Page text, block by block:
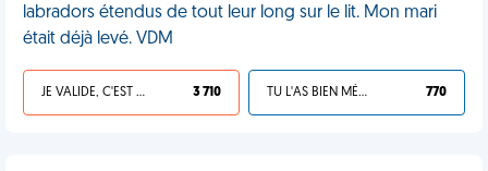
labradors étendus de tout leur long sur le lit. Mon mari
était déjà levé. VDM
JE VALIDE, C'EST UNE VDM 3 710 TU L'AS BIEN MÉRITÉ 770